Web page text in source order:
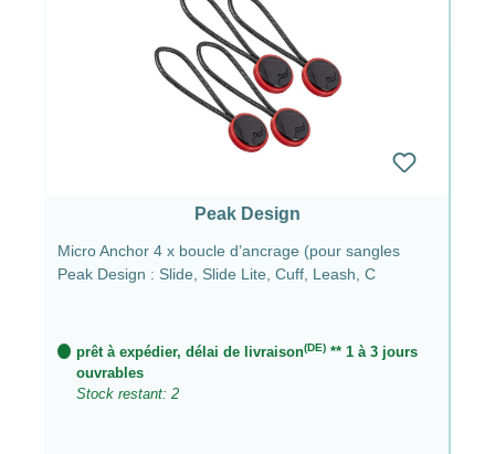
Peak Design
Micro Anchor 4 x boucle d’ancrage (pour sangles
Peak Design : Slide, Slide Lite, Cuff, Leash, C
prêt à expédier, délai de livraison(DE) ** 1 à 3 jours
ouvrables
Stock restant: 2